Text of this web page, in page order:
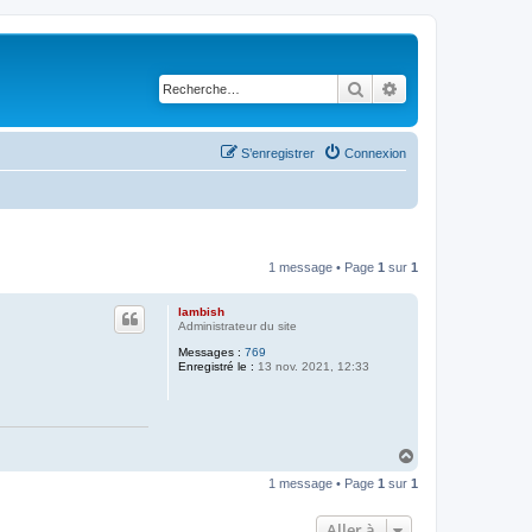
Rechercher
Connexion
S’enregistrer
1 message • Page 1 sur 1
lambish
Administrateur du site
Messages : 769
Enregistré le : 13 nov. 2021, 12:33
u
1 message • Page 1 sur 1